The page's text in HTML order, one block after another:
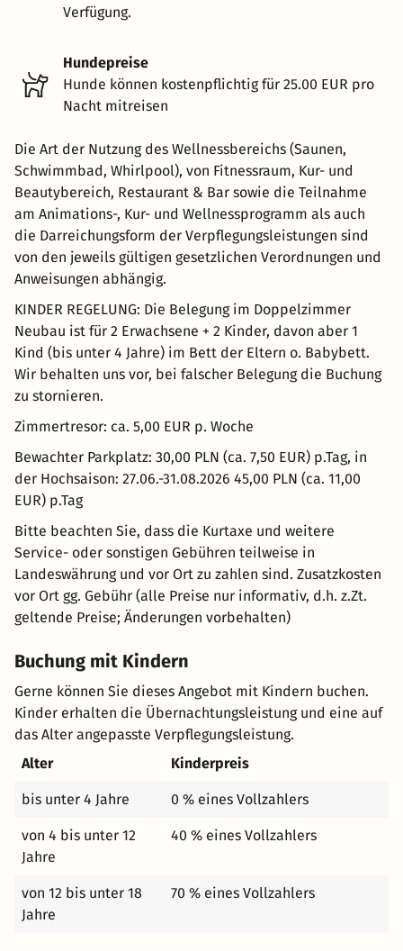
Verfügung.
Hundepreise
Hunde können kostenpflichtig für 25.00 EUR pro
Nacht mitreisen
Die Art der Nutzung des Wellnessbereichs (Saunen,
Schwimmbad, Whirlpool), von Fitnessraum, Kur- und
Beautybereich, Restaurant & Bar sowie die Teilnahme
am Animations-, Kur- und Wellnessprogramm als auch
die Darreichungsform der Verpflegungsleistungen sind
von den jeweils gültigen gesetzlichen Verordnungen und
Anweisungen abhängig.
KINDER REGELUNG: Die Belegung im Doppelzimmer
Neubau ist für 2 Erwachsene + 2 Kinder, davon aber 1
Kind (bis unter 4 Jahre) im Bett der Eltern o. Babybett.
Wir behalten uns vor, bei falscher Belegung die Buchung
zu stornieren.
Zimmertresor: ca. 5,00 EUR p. Woche
Bewachter Parkplatz: 30,00 PLN (ca. 7,50 EUR) p.Tag, in
der Hochsaison: 27.06.-31.08.2026 45,00 PLN (ca. 11,00
EUR) p.Tag
Bitte beachten Sie, dass die Kurtaxe und weitere
Service- oder sonstigen Gebühren teilweise in
Landeswährung und vor Ort zu zahlen sind. Zusatzkosten
vor Ort gg. Gebühr (alle Preise nur informativ, d.h. z.Zt.
geltende Preise; Änderungen vorbehalten)
Buchung mit Kindern
Gerne können Sie dieses Angebot mit Kindern buchen.
Kinder erhalten die Übernachtungsleistung und eine auf
das Alter angepasste Verpflegungsleistung.
Alter
Kinderpreis
bis unter 4 Jahre 0 % eines Vollzahlers
von 4 bis unter 12
Jahre
40 % eines Vollzahlers
von 12 bis unter 18
Jahre
70 % eines Vollzahlers